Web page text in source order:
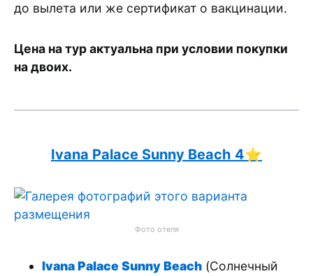
до вылета или же сертификат о вакцинации.
Цена на тур актуальна при условии покупки
на двоих.
Ivana Palace Sunny Beach 4⭐️
Фото отеля
Ivana Palace Sunny Beach (Солнечный